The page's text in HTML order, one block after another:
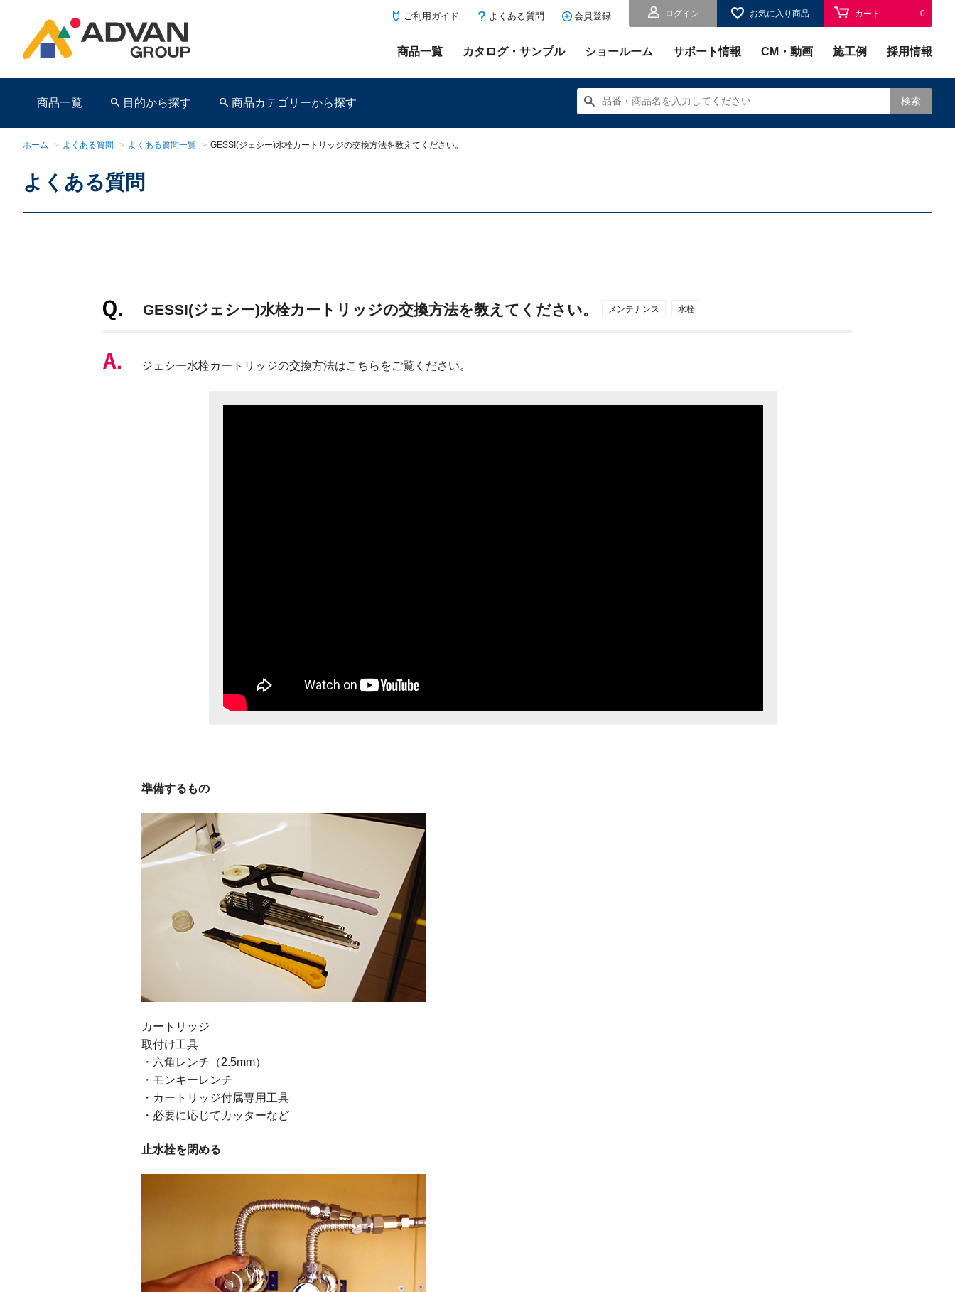
ログイン お気に入り商品 カート 0
ご利用ガイド よくある質問 会員登録
商品一覧 カタログ・サンプル ショールーム サポート情報 CM・動画 施工例 採用情報
商品一覧 目的から探す 商品カテゴリーから探す 検索
ホーム > よくある質問 > よくある質問一覧 > GESSI(ジェシー)水栓カートリッジの交換方法を教えてください。
よくある質問
GESSI(ジェシー)水栓カートリッジの交換方法を教えてください。 メンテナンス 水栓
ジェシー水栓カートリッジの交換方法はこちらをご覧ください。
準備するもの
カートリッジ
取付け工具
・六角レンチ（2.5mm）
・モンキーレンチ
・カートリッジ付属専用工具
・必要に応じてカッターなど
止水栓を閉める